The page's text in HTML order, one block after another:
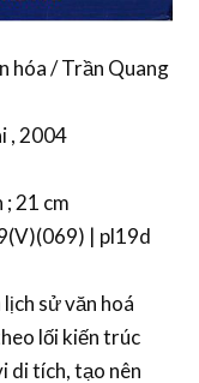
hóa / Trần Quang
, 2004
21 cm
| pl19d
sử văn hoá
lối kiến trúc
di tích, tạo nên